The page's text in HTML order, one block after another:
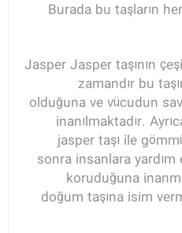
Burada bu taşların
Jasper Jasper taşının
zamandır bu
olduğuna ve vücudun
inanılmaktadır.
jasper taşı ile
sonra insanlara
koruduğuna
doğum taşına isim